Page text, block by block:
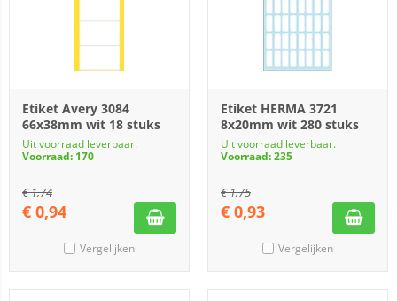
Etiket Avery 3084
66x38mm wit 18 stuks
Uit voorraad leverbaar.
Voorraad: 170
€1,74
€ 0,94
Vergelijken
Etiket HERMA 3721
8x20mm wit 280 stuks
Uit voorraad leverbaar.
Voorraad: 235
€1,75
€ 0,93
Vergelijken